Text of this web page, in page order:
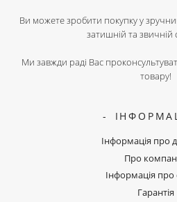
Ви можете зробити покупку у
затишній та звичній
Ми завжди раді Вас
товару!
Інформація про
Про
Інформація про
Гарантія